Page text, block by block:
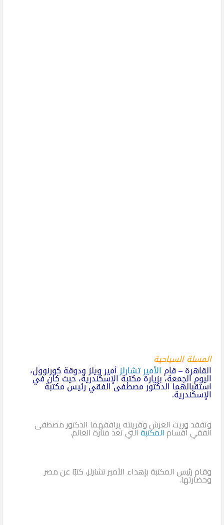
المسلة السياحية
القاهرة – قام الأمير تشارلزأمير ويلز ودوقة كورنوول،
اليوم الجمعة، بزيارة مكتبة الإسكندرية، حيث كان في
استقبالهما الدكتور مصطفى الفقي رئيس مكتبة
الإسكندرية.
وتفقد وريث العرش وقرينته يرافقهما الدكتور مصطفى
الفقي أقسامالمكتبةالتي تعد منارة العالم.
وقام رئيس المكتبة بإهداء الأمير تشارلز، كتبًا عن مصر
وحضارتها.